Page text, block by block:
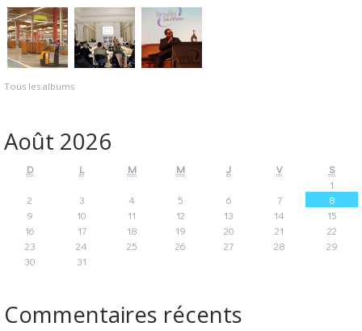
Tous les albums
Août 2026
D L M M J V
S
1
2
3 4 5 6 7
8
9
10 11 12 13 14
15
16
17 18 19 20 21
22
23
24 25 26 27 28
29
30
31
Commentaires récents